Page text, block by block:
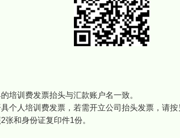
培训费发票抬头与汇款账户名一致。
个人培训费发票，若需开立公司抬头发票，请按
张和身份证复印件1份。